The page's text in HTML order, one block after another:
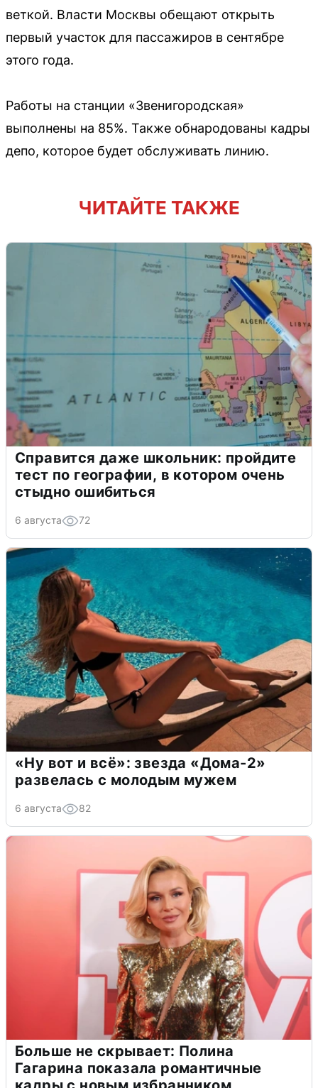
веткой. Власти Москвы обещают открыть
первый участок для пассажиров в сентябре
этого года.
Работы на станции «Звенигородская»
выполнены на 85%. Также обнародованы кадры
депо, которое будет обслуживать линию.
ЧИТАЙТЕ ТАКЖЕ
Справится даже школьник: пройдите
тест по географии, в котором очень
стыдно ошибиться
6 августа 72
«Ну вот и всё»: звезда «Дома-2»
развелась с молодым мужем
6 августа 82
Больше не скрывает: Полина
Гагарина показала романтичные